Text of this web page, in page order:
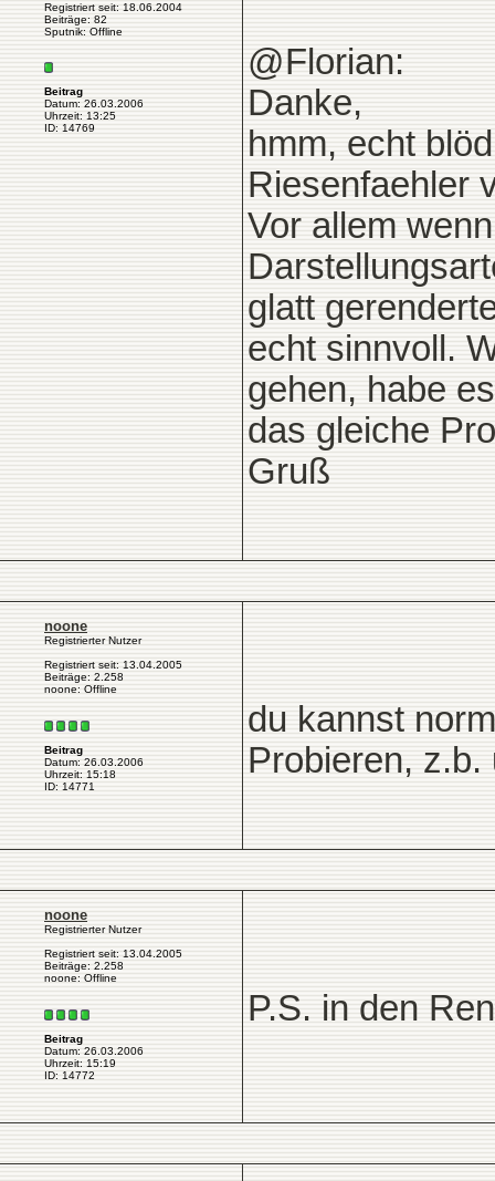
Registriert seit: 18.06.2004
Beiträge: 82
Sputnik: Offline
Beitrag
Datum: 26.03.2006
Uhrzeit: 13:25
ID: 14769
@Florian:
Danke,
hmm, echt
Riesenfaehler
Vor allem
glatt
echt sinnvoll.
gehen, habe
das gleiche
Gruß
noone
Registrierter Nutzer
Registriert seit: 13.04.2005
Beiträge: 2.258
noone: Offline
Beitrag
Datum: 26.03.2006
Uhrzeit: 15:18
ID: 14771
du kannst
Probieren,
noone
Registrierter Nutzer
Registriert seit: 13.04.2005
Beiträge: 2.258
noone: Offline
Beitrag
Datum: 26.03.2006
Uhrzeit: 15:19
ID: 14772
P.S. in den